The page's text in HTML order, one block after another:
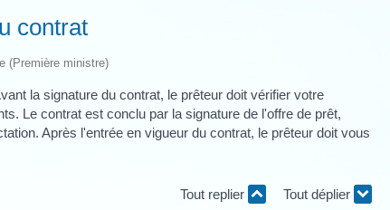
contrat
(Première ministre)
la signature du contrat, le prêteur doit vérifier votre
Le contrat est conclu par la signature de l'offre de prêt,
Après l'entrée en vigueur du contrat, le prêteur doit vous
Tout replier Tout déplier